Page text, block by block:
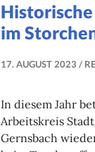
im
17. AUGUST 2023
In diesem Jahr
Arbeitskreis
Gernsbach